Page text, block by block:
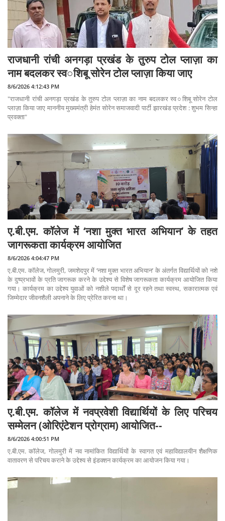
राजधानी रांची अनगड़ा प्रखंड के तुरुप टोल प्लाज़ा का
नाम बदलकर स्व○शिबू सोरेन टोल प्लाज़ा किया जाए
8/6/2026 4:12:43 PM
"राजधानी रांची अनगड़ा प्रखंड के तुरुप टोल प्लाज़ा का नाम बदलकर स्व○शिबू सोरेन टोल
प्लाज़ा किया जाए माननीय मुख्यमंत्री हेमंत सोरेन समाजवादी पार्टी झारखंड प्रदेश : शुभम सिन्हा
प्रवक्ता"
ए.बी.एम. कॉलेज में ‘नशा मुक्त भारत अभियान’ के तहत
जागरूकता कार्यक्रम आयोजित
8/6/2026 4:04:47 PM
ए.बी.एम. कॉलेज, गोलमुरी, जमशेदपुर में ‘नशा मुक्त भारत अभियान’ के अंतर्गत विद्यार्थियों को नशे
के दुष्प्रभावों के प्रति जागरूक करने के उद्देश्य से विशेष जागरूकता कार्यक्रम आयोजित किया
गया। कार्यक्रम का उद्देश्य युवाओं को नशीले पदार्थों से दूर रहने तथा स्वस्थ, सकारात्मक एवं
जिम्मेदार जीवनशैली अपनाने के लिए प्रेरित करना था।
ए.बी.एम. कॉलेज में नवप्रवेशी विद्यार्थियों के लिए परिचय
सम्मेलन (ओरिएंटेशन प्रोग्राम) आयोजित--
8/6/2026 4:00:51 PM
ए.बी.एम. कॉलेज, गोलमुरी में नव नामांकित विद्यार्थियों के स्वागत एवं महाविद्यालयीन शैक्षणिक
वातावरण से परिचय कराने के उद्देश्य से इंडक्शन कार्यक्रम का आयोजन किया गया।